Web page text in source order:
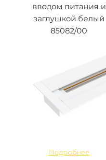
вводом питания и
заглушкой белый
85082/00
Подробнее